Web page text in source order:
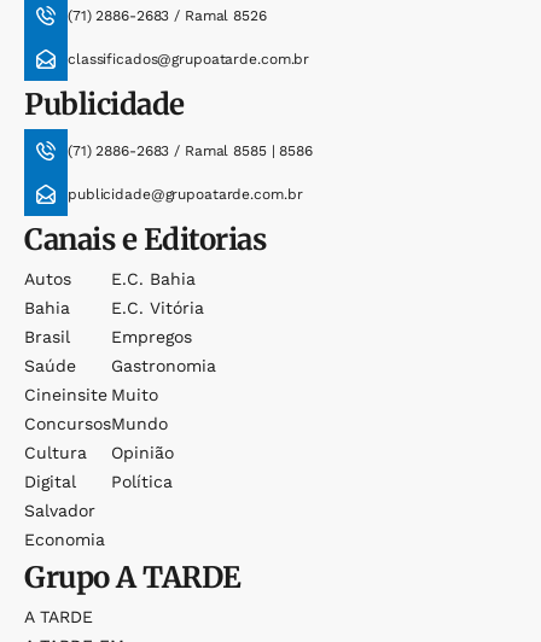
(71) 2886-2683 / Ramal 8526
classificados@grupoatarde.com.br
Publicidade
(71) 2886-2683 / Ramal 8585 | 8586
publicidade@grupoatarde.com.br
Canais e Editorias
Autos
Bahia
Brasil
Saúde
Cineinsite
Concursos
Cultura
Digital
Salvador
Economia
E.c. Bahia
E.c. Vitória
Empregos
Gastronomia
Muito
Mundo
Opinião
Política
GrupoA TARDE
A TARDE